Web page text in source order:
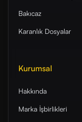
Bakıcaz
Karanlık Dosyalar
Kurumsal
Hakkında
Marka İşbirlikleri